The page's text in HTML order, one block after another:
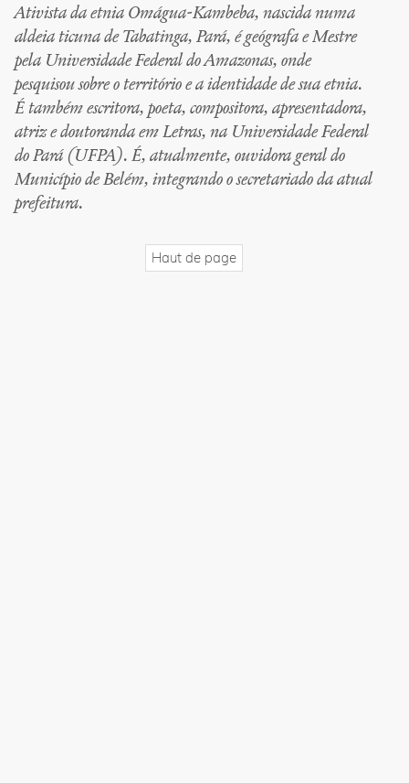
Ativista da etnia Omágua-Kambeba, nascida numa
aldeia ticuna de Tabatinga, Pará, é geógrafa e Mestre
pela Universidade Federal do Amazonas, onde
pesquisou sobre o território e a identidade de sua etnia.
É também escritora, poeta, compositora, apresentadora,
atriz e doutoranda em Letras, na Universidade Federal
do Pará (UFPA). É, atualmente, ouvidora geral do
Município de Belém, integrando o secretariado da atual
prefeitura.
Haut de page